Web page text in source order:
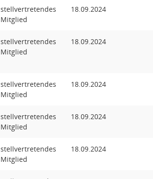
stellvertretendes
Mitglied
18.09.2024
stellvertretendes
Mitglied
18.09.2024
stellvertretendes
Mitglied
18.09.2024
stellvertretendes
Mitglied
18.09.2024
stellvertretendes
Mitglied
18.09.2024